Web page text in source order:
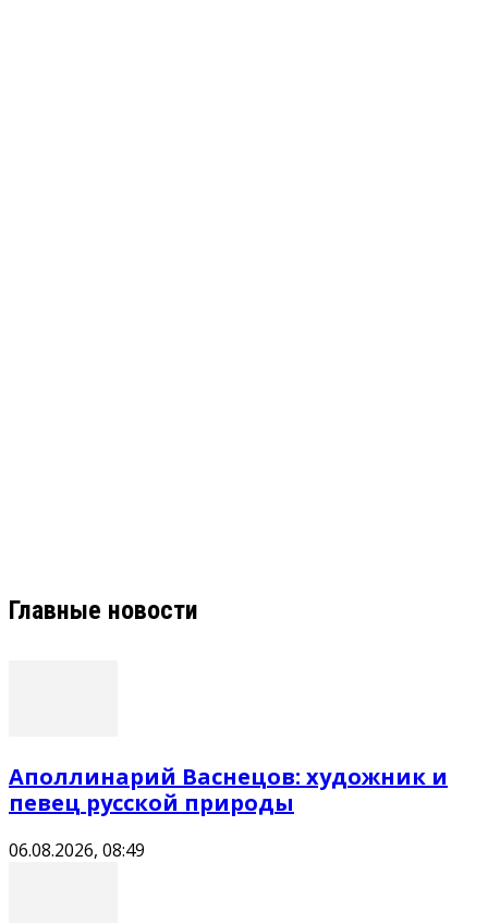
Главные новости
Аполлинарий Васнецов: художник и
певец русской природы
06.08.2026, 08:49